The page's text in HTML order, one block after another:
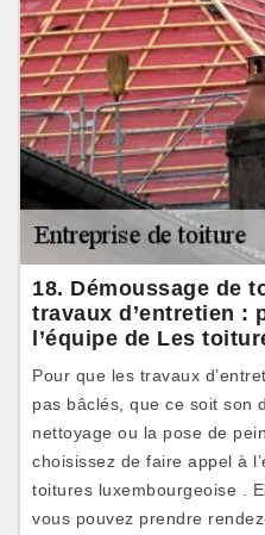
18. Démoussage de
travaux d’entretien :
l’équipe de Les
Pour que les travaux
pas bâclés, que ce soit son
nettoyage ou la pose de
choisissez de faire appel à
toitures luxembourgeoise .
vous pouvez prendre